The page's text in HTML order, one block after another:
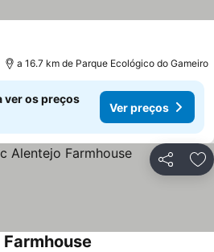
Ver preços
a 16.7 km de Parque Ecológico do Gameiro
ver os preços
Ver preços
Partilhar